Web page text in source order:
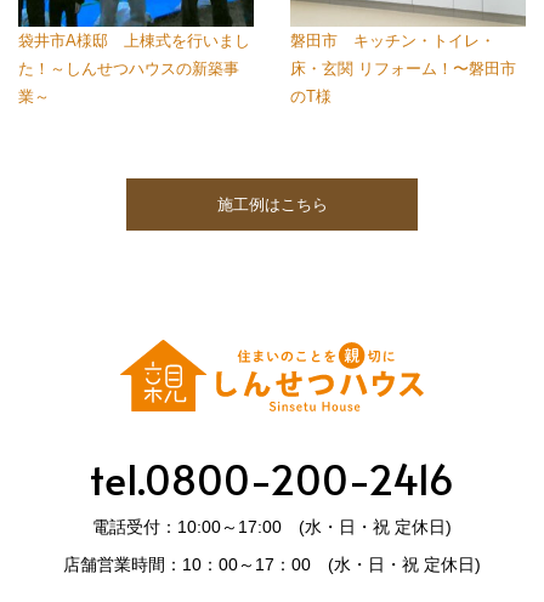
袋井市A様邸 上棟式を行いまし
た！～しんせつハウスの新築事
業～
磐田市 キッチン・トイレ・
床・玄関 リフォーム！〜磐田市
のT様
施工例はこちら
tel.0800-200-2416
電話受付：10:00～17:00 (水・日・祝 定休日)
店舗営業時間：10：00～17：00 (水・日・祝 定休日)